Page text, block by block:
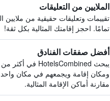
الملايين من التعليقات
تقييمات وتعليقات حقيقية من ملايين
تمامًا. احجز إقامتك المثالية بكل ثقة!
أفضل صفقات الفنادق
ومكان إقامة ويجمعهم في مكان
مقارنة أماكن الإقامة المثالية.